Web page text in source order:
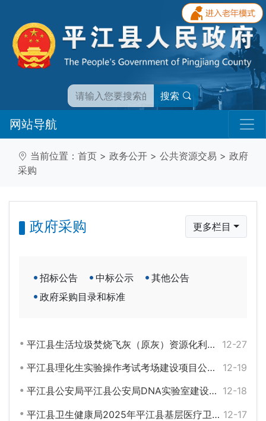
搜索
网站导航
当前位置： 首页 > 政务公开 > 公共资源交易 > 政府
采购
政府采购 更多栏目
招标公告 中标公示
其他公告
政府采购目录和标准
12-27
平江县生活垃圾焚烧飞灰（原灰）资源化利用处置和运输服务采购包1中标公告
12-19
平江县理化生实验操作考试考场建设项目公开招标公告
12-18
平江县公安局平江县公安局DNA实验室建设项目项目公开招标公告
12-17
平江县卫生健康局2025年平江县基层医疗卫生机构医疗设备购置项目中标（成交）公告更正公告